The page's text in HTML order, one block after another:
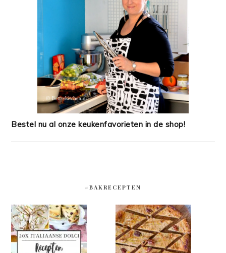
Bestel nu al onze keukenfavorieten in de shop!
#BAKRECEPTEN